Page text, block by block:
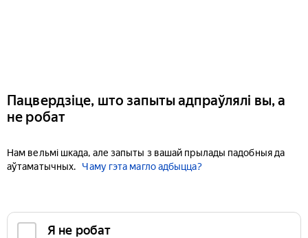
Пацвердзіце, што запыты адпраўлялі вы, а
не робат
Нам вельмі шкада, але запыты з вашай прылады падобныя да
аўтаматычных.
Чаму гэта магло адбыцца?
Я не робат